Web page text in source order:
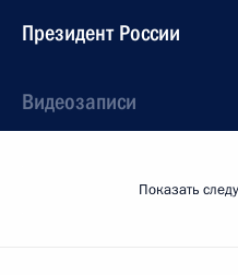
Президент России
Видеозаписи
Показать